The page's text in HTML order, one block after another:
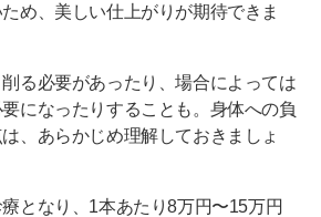
め、美しい仕上がりが期待できま
る必要があったり、場合によっては
になったりすることも。身体への負
、あらかじめ理解しておきましょ
となり、1本あたり8万円〜15万円